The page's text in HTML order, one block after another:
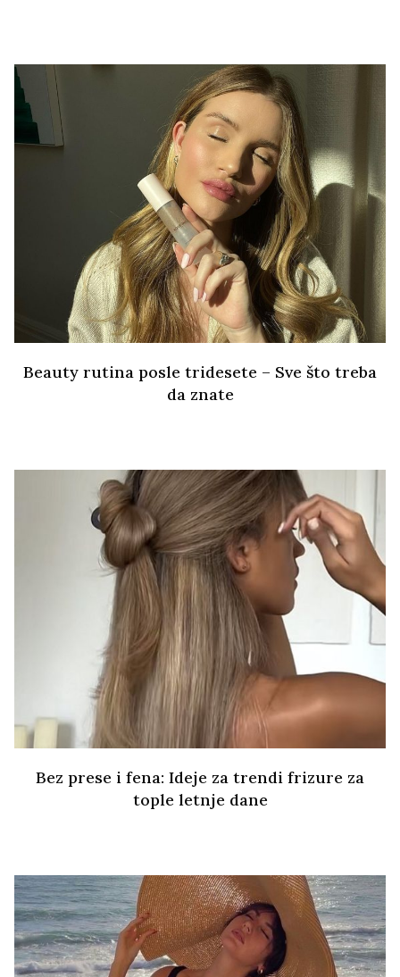
Beauty rutina posle tridesete – Sve što treba
da znate
Bez prese i fena: Ideje za trendi frizure za
tople letnje dane